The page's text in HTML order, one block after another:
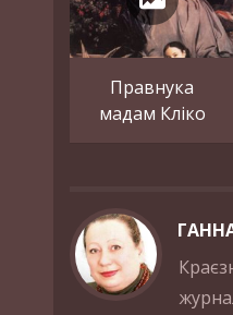
Правнука
мадам Кліко